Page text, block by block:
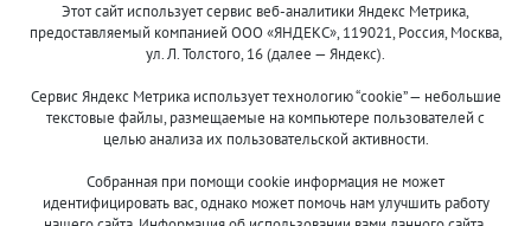
© 2013-2024 "Волжские приманки"
8 (800)
Этот сайт использует сервис веб-аналитики Яндекс Метрика,
предоставляемый компанией ООО «ЯНДЕКС», 119021, Россия, Москва,
ул. Л. Толстого, 16 (далее — Яндекс).
Сервис Яндекс Метрика использует технологию “cookie” — небольшие
текстовые файлы, размещаемые на компьютере пользователей с
целью анализа их пользовательской активности.
Собранная при помощи cookie информация не может
идентифицировать вас, однако может помочь нам улучшить работу